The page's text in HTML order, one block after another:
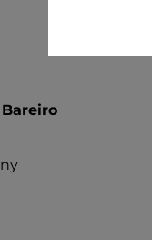
Bareiro